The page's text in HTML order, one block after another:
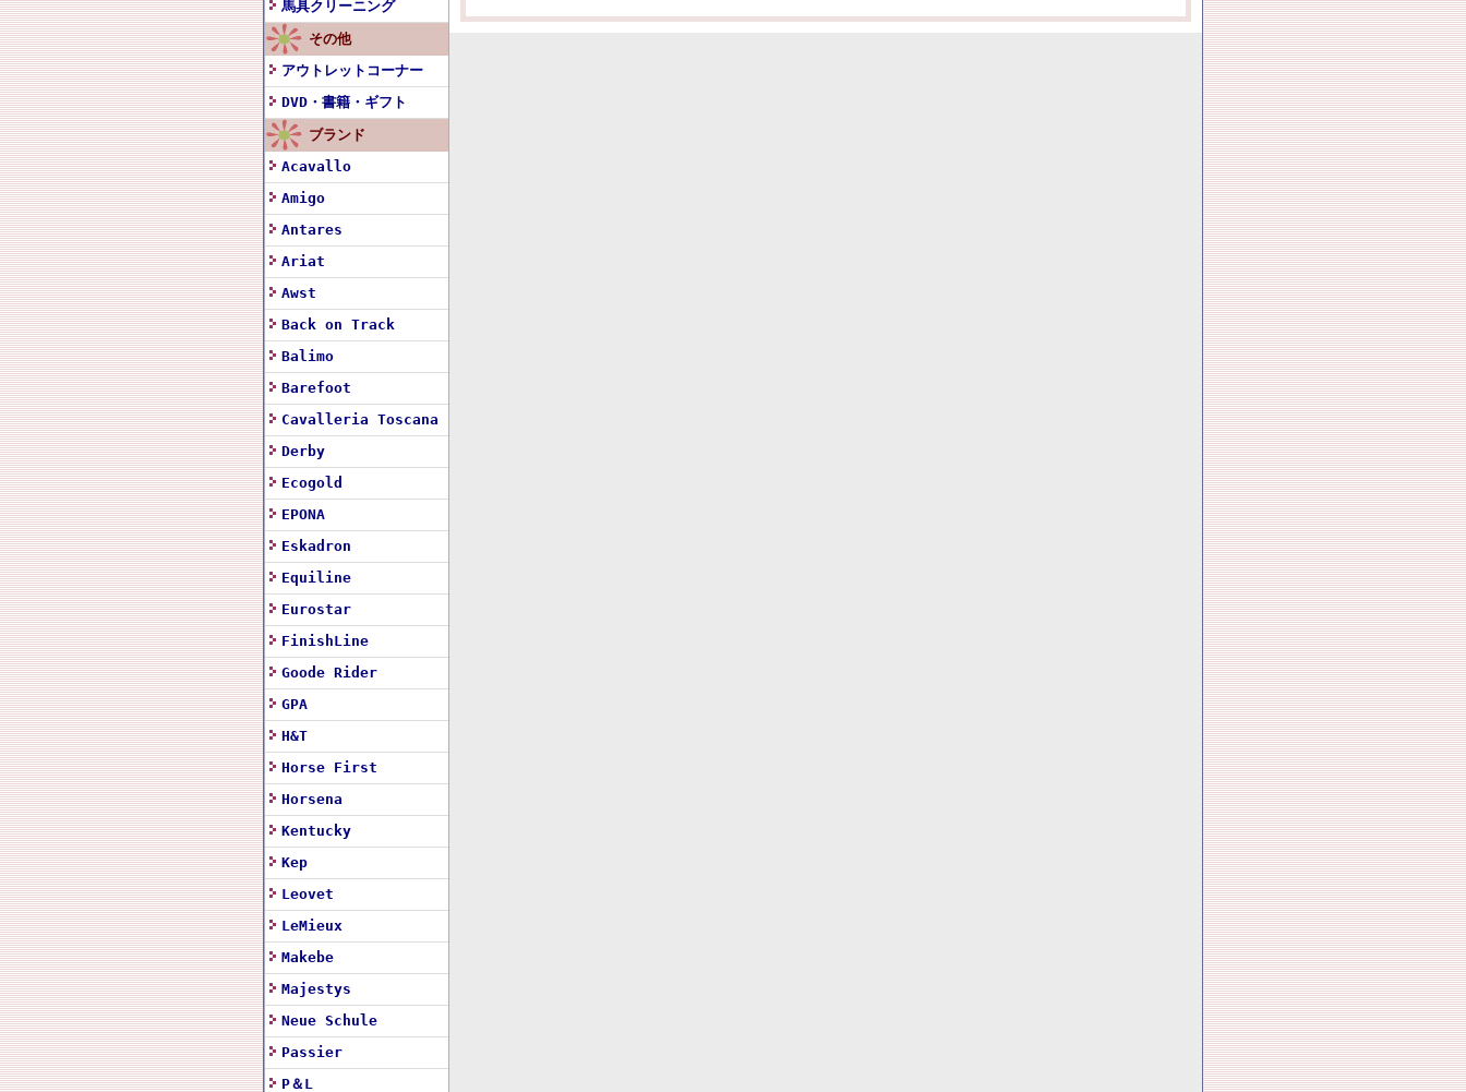
馬具クリーニング
その他
アウトレットコーナー
DVD・書籍・ギフト
ブランド
Acavallo
Amigo
Antares
Ariat
Awst
Back on Track
Balimo
Barefoot
Cavalleria Toscana
Derby
Ecogold
EPONA
Eskadron
Equiline
Eurostar
FinishLine
Goode Rider
GPA
H&T
Horse First
Horsena
Kentucky
Kep
Leovet
LeMieux
Makebe
Majestys
Neue Schule
Passier
P＆L